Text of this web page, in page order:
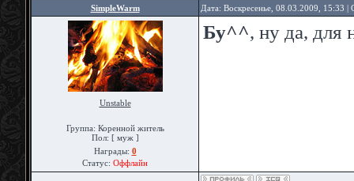
SimpleWarm Дата: Воскресенье, 08.03.2009, 15:33
Unstable
Группа: Коренной житель
Пол: [ муж ]
Награды: 0
Статус: Оффлайн
Бу^^, ну да, для